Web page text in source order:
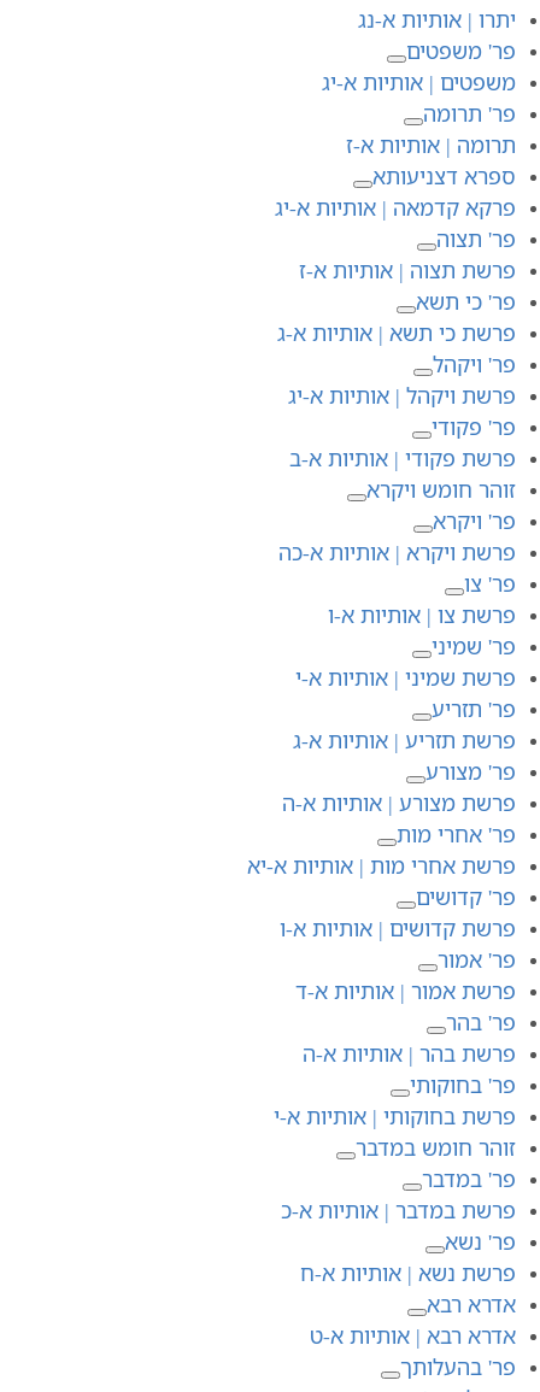
יתרו | אותיות א-נג
פר' משפטים
משפטים | אותיות א-יג
פר' תרומה
תרומה | אותיות א-ז
ספרא דצניעותא
פרקא קדמאה | אותיות א-יג
פר' תצוה
פרשת תצוה | אותיות א-ז
פר' כי תשא
פרשת כי תשא | אותיות א-ג
פר' ויקהל
פרשת ויקהל | אותיות א-יג
פר' פקודי
פרשת פקודי | אותיות א-ב
זוהר חומש ויקרא
פר' ויקרא
פרשת ויקרא | אותיות א-כה
פר' צו
פרשת צו | אותיות א-ו
פר' שמיני
פרשת שמיני | אותיות א-י
פר' תזריע
פרשת תזריע | אותיות א-ג
פר' מצורע
פרשת מצורע | אותיות א-ה
פר' אחרי מות
פרשת אחרי מות | אותיות א-יא
פר' קדושים
פרשת קדושים | אותיות א-ו
פר' אמור
פרשת אמור | אותיות א-ד
פר' בהר
פרשת בהר | אותיות א-ה
פר' בחוקותי
פרשת בחוקותי | אותיות א-י
זוהר חומש במדבר
פר' במדבר
פרשת במדבר | אותיות א-כ
פר' נשא
פרשת נשא | אותיות א-ח
אדרא רבא
אדרא רבא | אותיות א-ט
פר' בהעלותך